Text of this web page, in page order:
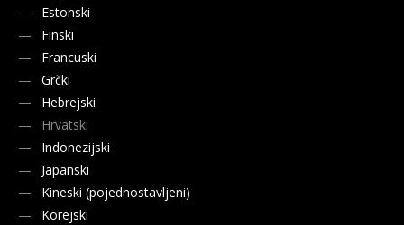
Estonski
Finski
Francuski
Grčki
Hebrejski
Hrvatski
Indonezijski
Japanski
Kineski (pojednostavljeni)
Korejski